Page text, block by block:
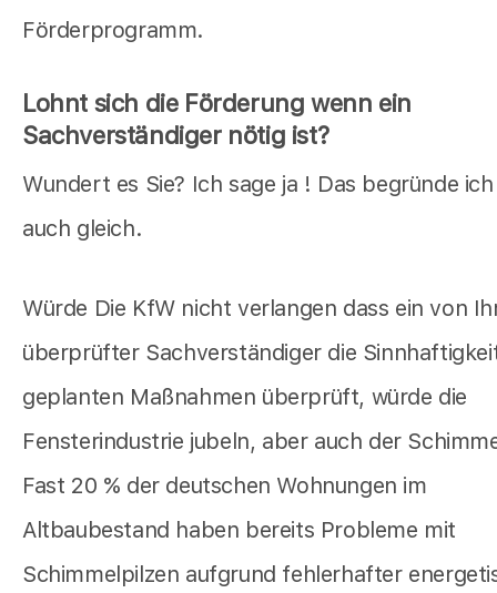
Förderprogramm.
Lohnt sich die Förderung wenn ein
Sachverständiger nötig ist?
Wundert es Sie? Ich sage ja ! Das begründe
auch gleich.
Würde Die KfW nicht verlangen dass ein von
überprüfter Sachverständiger die
geplanten Maßnahmen überprüft, würde die
Fensterindustrie jubeln, aber auch der
Fast 20 % der deutschen Wohnungen im
Altbaubestand haben bereits Probleme mit
Schimmelpilzen aufgrund fehlerhafter